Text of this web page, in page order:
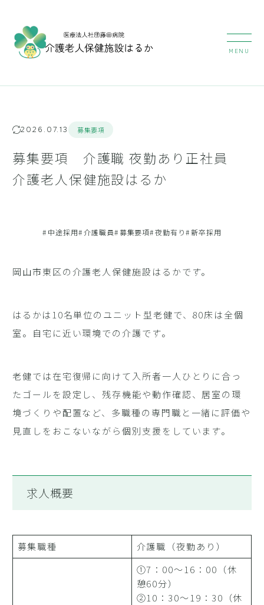
2026.07.13 募集要項
募集要項 介護職 夜勤あり正社員
介護老人保健施設はるか
# 中途採用#介護職員# 募集要項#夜勤有り#新卒採用
岡山市東区の介護老人保健施設はるかです。
はるかは10名単位のユニット型老健で、80床は全個
室。自宅に近い環境での介護です。
老健では在宅復帰に向けて入所者一人ひとりに合っ
たゴールを設定し、残存機能や動作確認、居室の環
境づくりや配置など、多職種の専門職と一緒に評価や
見直しをおこないながら個別支援をしています。
求人概要
募集職種 介護職（夜勤あり）
①7：00～16：00（休
憩60分）
②10：30～19：30（休